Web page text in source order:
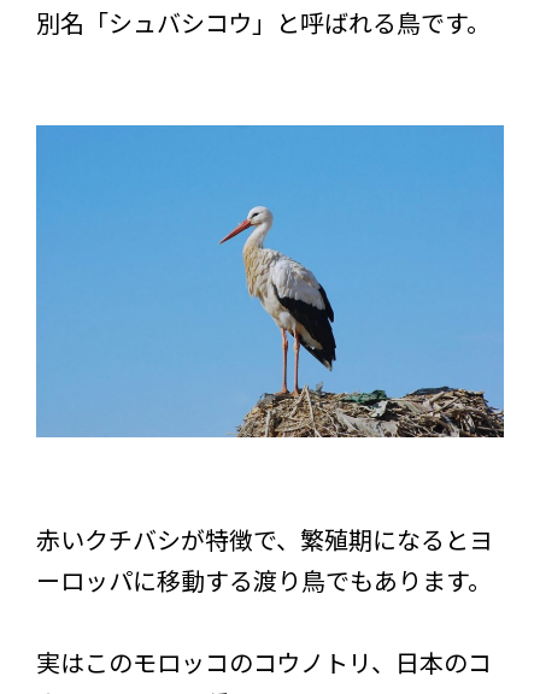
別名「シュバシコウ」と呼ばれる鳥です。
赤いクチバシが特徴で、繁殖期になるとヨ
ーロッパに移動する渡り鳥でもあります。
実はこのモロッコのコウノトリ、日本のコ